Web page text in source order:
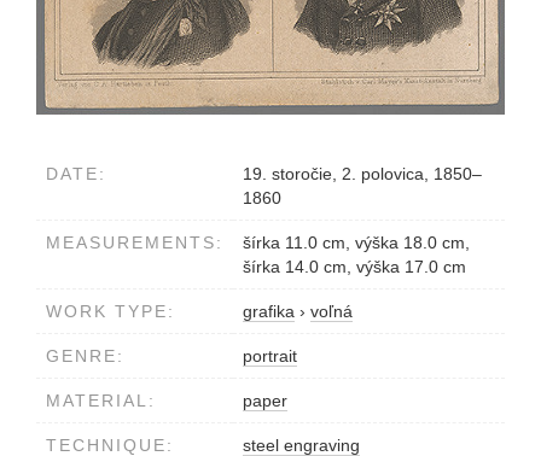
DATE:
19. storočie, 2. polovica, 1850–
1860
MEASUREMENTS:
šírka 11.0 cm, výška 18.0 cm,
šírka 14.0 cm, výška 17.0 cm
WORK TYPE: grafika › voľná
GENRE: portrait
MATERIAL: paper
TECHNIQUE: steel engraving